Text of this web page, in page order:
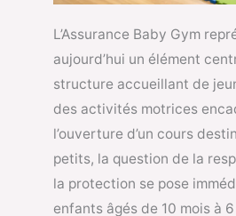
L’Assurance Baby Gym
aujourd’hui un élément
structure accueillant de
des activités motrices
l’ouverture d’un cours
petits, la question de la
la protection se pose
enfants âgés de 10 mois à